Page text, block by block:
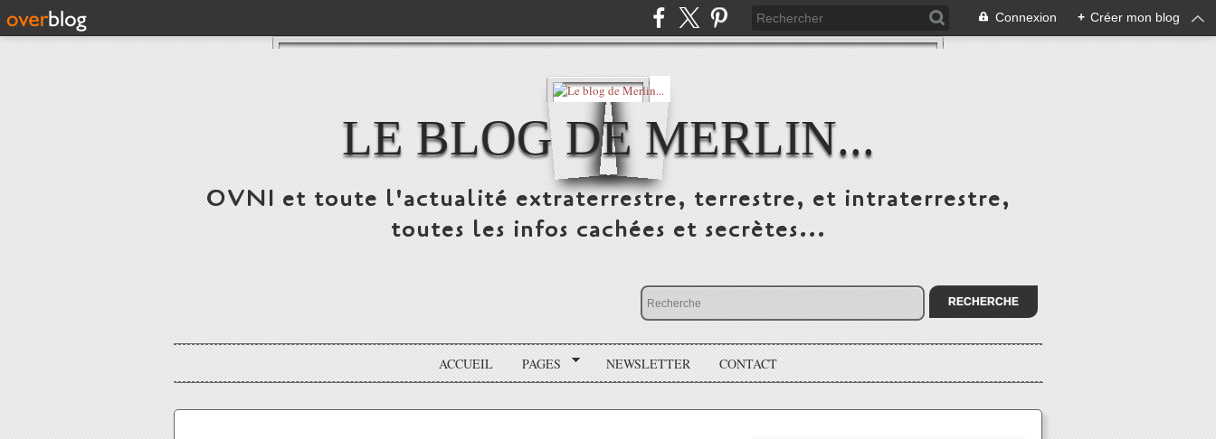
Connexion + Créer mon blog
LE BLOG DE MERLIN...
OVNI et toute l'actualité extraterrestre, terrestre, et intraterrestre,
toutes les infos cachées et secrètes...
ACCUEIL PAGES NEWSLETTER CONTACT